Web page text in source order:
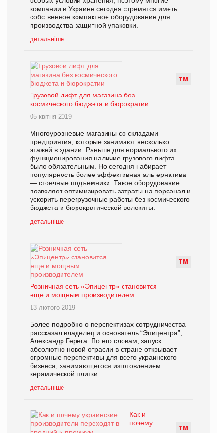
компании в Украине сегодня стремятся иметь
собственное компактное оборудование для
производства защитной упаковки.
детальніше
ТМ
Грузовой лифт для магазина без
космического бюджета и бюрократии
05 квітня 2019
Многоуровневые магазины со складами —
предприятия, которые занимают несколько
этажей в здании. Раньше для нормального их
функционирования наличие грузового лифта
было обязательным. Но сегодня набирает
популярность более эффективная альтернатива
— стоечные подъемники. Такое оборудование
позволяет оптимизировать затраты на персонал и
ускорить перегрузочные работы без космического
бюджета и бюрократической волокиты.
детальніше
ТМ
Розничная сеть «Эпицентр» становится
еще и мощным производителем
13 лютого 2019
Более подробно о перспективах сотрудничества
рассказал владелец и основатель “Эпицентра”,
Александр Герега. По его словам, запуск
абсолютно новой отрасли в стране открывает
огромные перспективы для всего украинского
бизнеса, занимающегося изготовлением
керамической плитки.
детальніше
ТМ
Как и
почему